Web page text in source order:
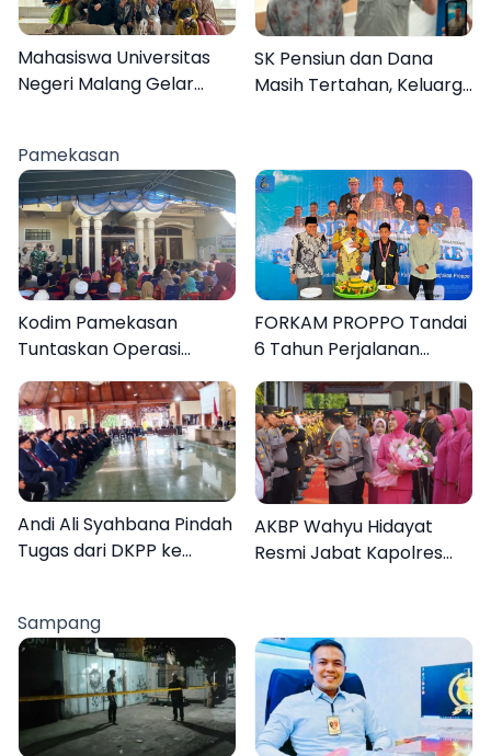
Mahasiswa Universitas
Negeri Malang Gelar
SK Pensiun dan Dana
Masih Tertahan, Keluarga
Pamekasan
Kodim Pamekasan
Tuntaskan Operasi
Katarak Gratis, 160
Warga Kembali Melihat
Lebih Jelas
FORKAM PROPPO Tandai
6 Tahun Perjalanan
dengan Peluncuran Mars,
Hymne, dan Buku
Organisasi
Andi Ali Syahbana Pindah
Tugas dari DKPP ke
AKBP Wahyu Hidayat
Resmi Jabat Kapolres
Sampang